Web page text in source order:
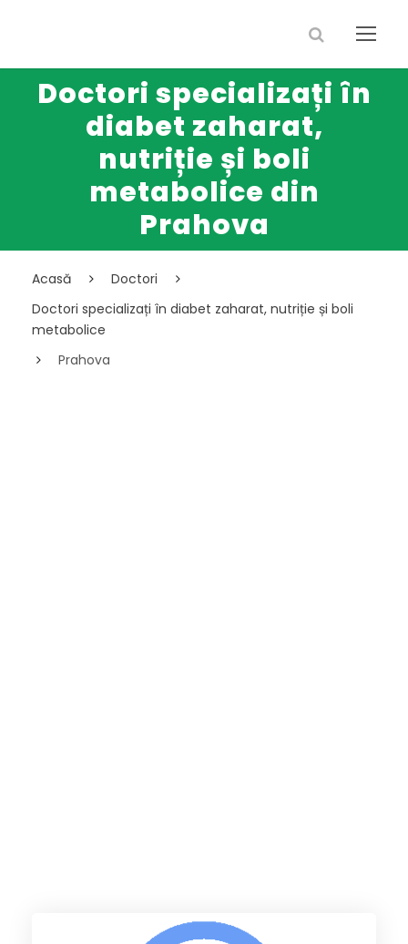
Doctori specializați în
diabet zaharat,
nutriție și boli
metabolice din
Prahova
Acasă
Doctori
Doctori specializați în diabet zaharat, nutriție și boli
metabolice
Prahova